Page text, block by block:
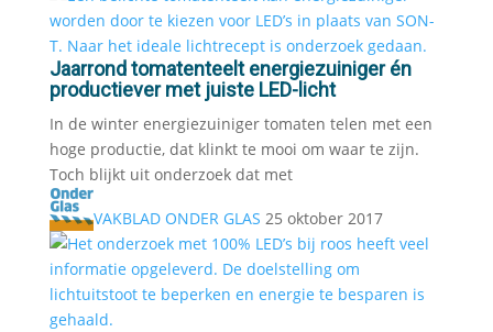
Jaarrond tomatenteelt energiezuiniger én
productiever met juiste LED-licht
In de winter energiezuiniger tomaten telen met een
hoge productie, dat klinkt te mooi om waar te zijn.
Toch blijkt uit onderzoek dat met
VAKBLAD ONDER GLAS 25 oktober 2017